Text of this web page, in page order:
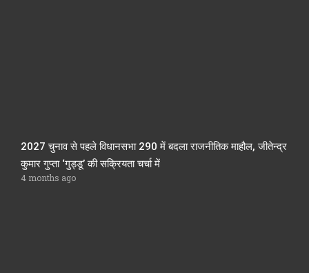
2027 चुनाव से पहले विधानसभा 290 में बदला राजनीतिक माहौल, जीतेन्द्र
कुमार गुप्ता ‘गुड्डू’ की सक्रियता चर्चा में
4 months ago